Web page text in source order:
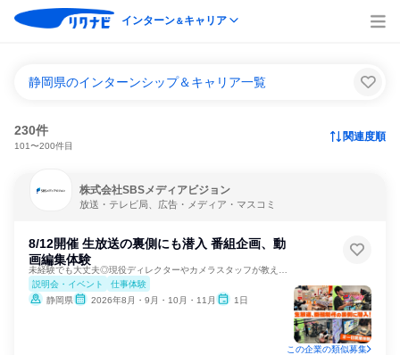
インターン＆キャリア
静岡県のインターンシップ＆キャリア一覧
230件
101〜200件目
関連度順
株式会社SBSメディアビジョン
放送・テレビ局、広告・メディア・マスコミ
8/12開催 生放送の裏側にも潜入 番組企画、動
画編集体験
説明会・イベント
仕事体験
静岡県
2026年8月・9月・10月・11月 1日
この企業の類似募集